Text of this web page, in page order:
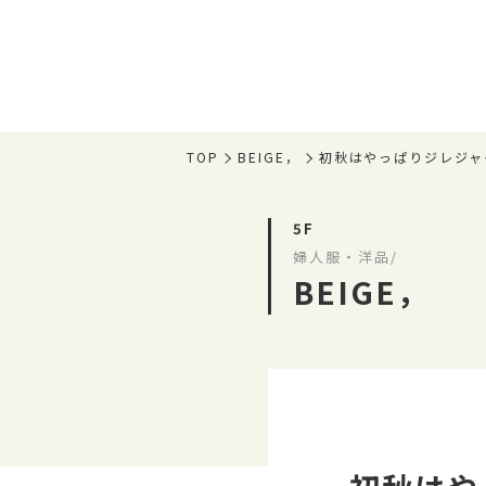
TOP BEIGE， 初秋はやっぱりジレジ
5F
婦人服・洋品/
BEIGE，